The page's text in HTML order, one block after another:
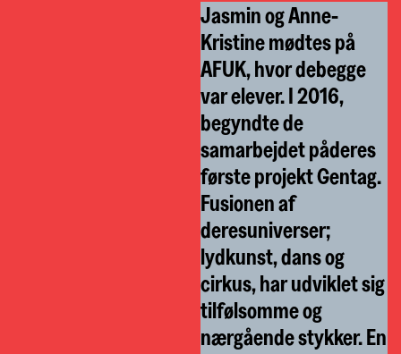
Jasmin og Anne-
Kristine mødtes på
AFUK, hvor debegge
var elever. I 2016,
begyndte de
samarbejdet påderes
første projekt Gentag.
Fusionen af
deresuniverser;
lydkunst, dans og
cirkus, har udviklet sig
tilfølsomme og
nærgående stykker. En